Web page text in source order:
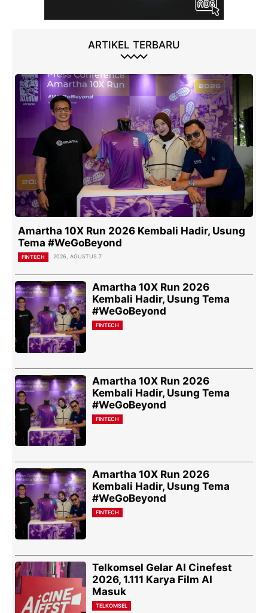
ARTIKEL TERBARU
Amartha 10X Run 2026 Kembali Hadir, Usung
Tema #WeGoBeyond
FINTECH 2026, AGUSTUS 7
Amartha 10X Run 2026
Kembali Hadir, Usung Tema
#WeGoBeyond
FINTECH
Amartha 10X Run 2026
Kembali Hadir, Usung Tema
#WeGoBeyond
FINTECH
Amartha 10X Run 2026
Kembali Hadir, Usung Tema
#WeGoBeyond
FINTECH
Telkomsel Gelar AI Cinefest
2026, 1.111 Karya Film AI
Masuk
TELKOMSEL